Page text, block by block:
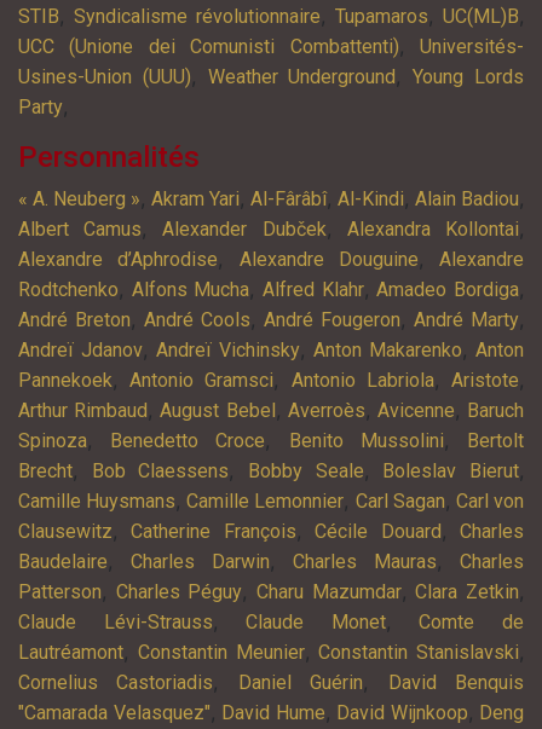
STIB, Syndicalisme révolutionnaire, Tupamaros, UC(ML)B,
UCC (Unione dei Comunisti Combattenti),Universités-
Usines-Union (UUU), Weather Underground ,Young Lords
Party,
Personnalités
« A. Neuberg », Akram Yari, Al-Fârâbî, Al-Kindi, Alain Badiou,
Albert Camus,Alexander Dubček, Alexandra Kollontai,
Alexandre d’Aphrodise, Alexandre Douguine, Alexandre
Rodtchenko, Alfons Mucha,Alfred Klahr,Amadeo Bordiga,
André Breton, André Cools, André Fougeron, André Marty,
Andreï Jdanov, Andreï Vichinsky, Anton Makarenko, Anton
Pannekoek,Antonio Gramsci, Antonio Labriola,Aristote,
Arthur Rimbaud ,August Bebel , Averroès, Avicenne, Baruch
Spinoza, Benedetto Croce, Benito Mussolini,
Bertolt
Brecht, Bob Claessens, Bobby Seale, Boleslav Bierut,
Camille Huysmans,Camille Lemonnier, Carl Sagan, Carl von
Clausewitz,Catherine François,Cécile Douard ,Charles
Baudelaire, Charles Darwin, Charles Mauras, Charles
Patterson, Charles Péguy,Charu Mazumdar,Clara Zetkin,
Claude Lévi-Strauss,Claude Monet,Comte de
Lautréamont, Constantin Meunier,Constantin Stanislavski,
Cornelius Castoriadis, Daniel Guérin,
David Benquis
"Camarada Velasquez", David Hume, David Wijnkoop, Deng